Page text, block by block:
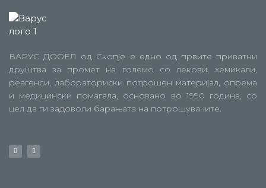
ВАРУС ДООЕЛ од Скопје е едно од првите приватни
друштва за промет на големо со лекови, хемикали,
реагенси, лабораториски потрошен материјал, опрема
и медицински помагала, основано во 1990 година, со
цел да ги задоволи барањата на потрошувачите.